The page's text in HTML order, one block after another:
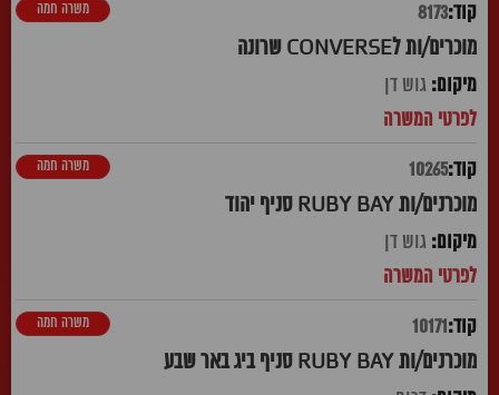
8173
מוכרים/ות לCONVERSE שרונה
משרה חמה
גוש דן
10265
מוכרנים/ות RUBY BAY סניף יהוד
משרה חמה
גוש דן
10171
מוכרנים/ות RUBY BAY סניף ביג באר שבע
משרה חמה